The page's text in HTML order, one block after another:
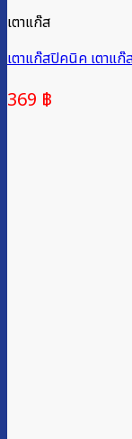
เตาแก๊ส
เตาแก๊สปิคนิค เตาแ
369 ฿